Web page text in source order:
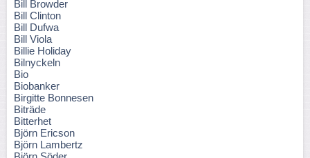
Bill Browder
Bill Clinton
Bill Dufwa
Bill Viola
Billie Holiday
Bilnyckeln
Bio
Biobanker
Birgitte Bonnesen
Biträde
Bitterhet
Björn Ericson
Björn Lambertz